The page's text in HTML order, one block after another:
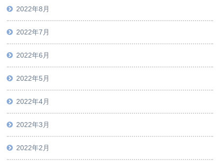
2022年8月
2022年7月
2022年6月
2022年5月
2022年4月
2022年3月
2022年2月